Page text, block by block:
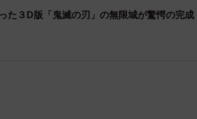
た３D版「鬼滅の刃」の無限城が驚愕の完成